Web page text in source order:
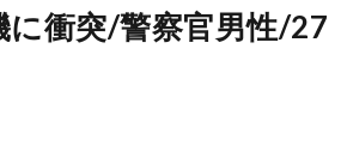
に衝突/警察官男性/27